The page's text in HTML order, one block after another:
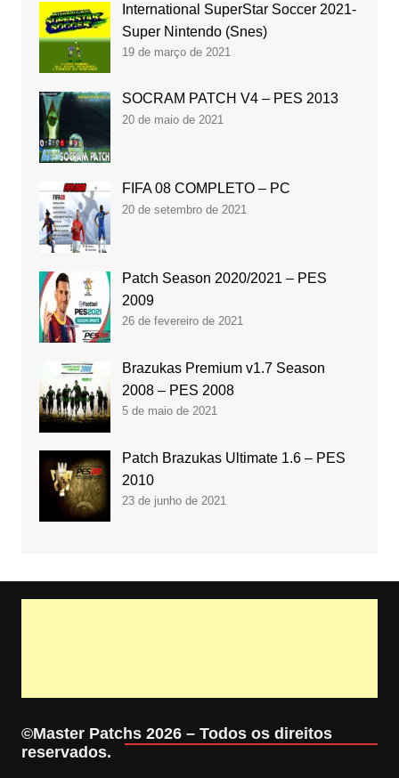
International SuperStar Soccer 2021-
Super Nintendo (Snes)
19 de março de 2021
SOCRAM PATCH V4 – PES 2013
20 de maio de 2021
FIFA 08 COMPLETO – PC
20 de setembro de 2021
Patch Season 2020/2021 – PES
2009
26 de fevereiro de 2021
Brazukas Premium v1.7 Season
2008 – PES 2008
5 de maio de 2021
Patch Brazukas Ultimate 1.6 – PES
2010
23 de junho de 2021
©Master Patchs 2026 – Todos os direitos
reservados.